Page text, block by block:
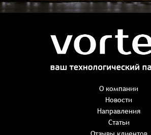
Заказать презентацию
Заказ успешно оформлен
Спасибо, что выбрали нас! Менеджер
О компании
Новости
Направления
Статьи